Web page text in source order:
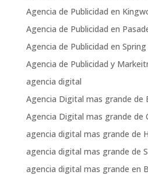
Agencia de Publicidad en
Agencia de Publicidad en
Agencia de Publicidad en
Agencia de Publicidad y
agencia digital
Agencia Digital mas grande de
Agencia Digital mas grande de
agencia digital mas grande de
agencia digital mas grande de
agencia digital mas grande en